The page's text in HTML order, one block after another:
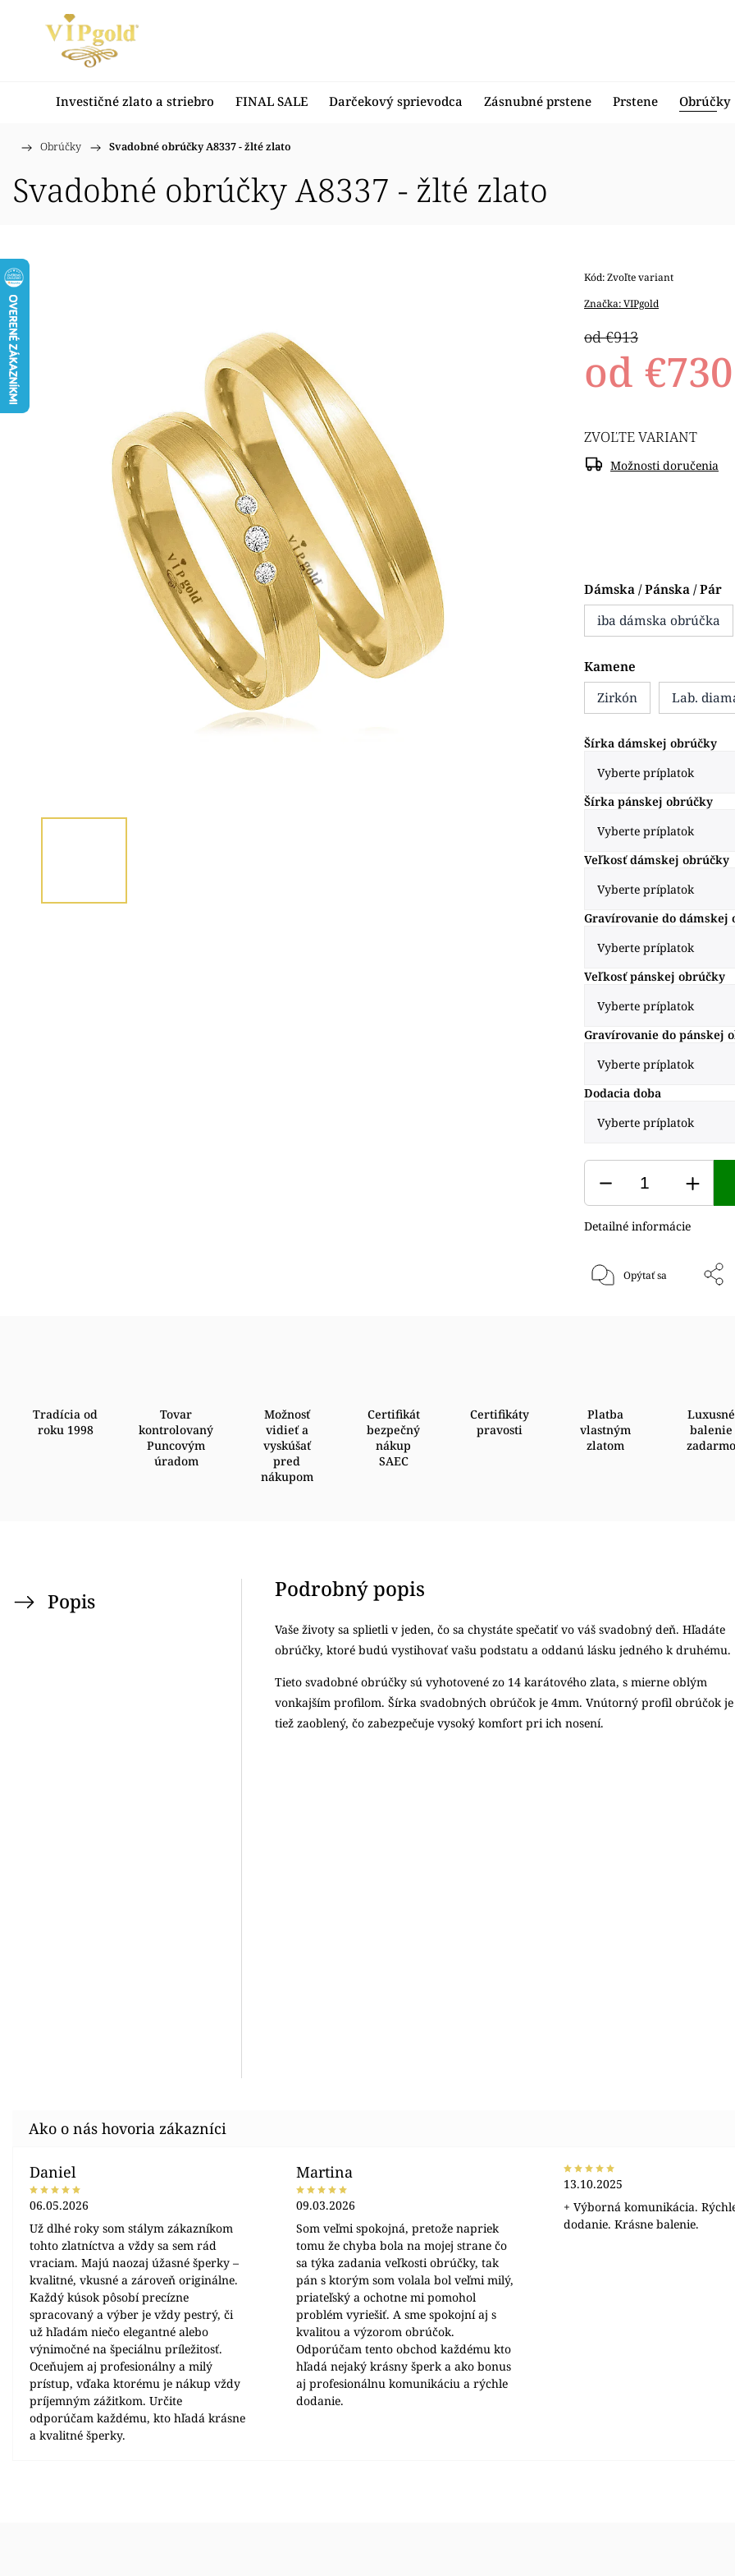
Investičné zlato a striebro FINAL SALE Darčekový sprievodca Zásnubné prstene Prstene Obrúčky
Domov
/ Obrúčky / Svadobné obrúčky A8337 - žlté zlato
Svadobné obrúčky A8337 - žlté zlato
Značka:VIPgold
od €913
od €730
Kód:Zvoľte variant
Dámska / Pánska / Pár
iba dámska obrúčka
Kamene
Zirkón
Lab.
Šírka dámskej obrúčky
Šírka pánskej obrúčky
Veľkosť dámskej obrúčky
Gravírovanie do dámskej
Veľkosť pánskej obrúčky
Gravírovanie do pánskej
Dodacia doba
ZVOĽTE VARIANT
Možnosti doručenia
Detailné informácie
Opýtať sa
Tradícia od
roku 1998
Tovar
kontrolovaný
Puncovým
úradom
Možnosť
vidieť a
vyskúšať
pred
nákupom
Certifikát
bezpečný
nákup
SAEC
Certifikáty
pravosti
Platba
vlastným
zlatom
Luxusné
balenie
zadarmo
Popis Podrobný popis
Vaše životy sa splietli v jeden, čo sa chystáte spečatiť vo váš svadobný deň. Hľadáte
obrúčky, ktoré budú vystihovať vašu podstatu a oddanú lásku jedného k druhému.
Tieto svadobné obrúčky sú vyhotovené zo 14 karátového zlata, s mierne oblým
vonkajším profilom. Šírka svadobných obrúčok je 4mm. Vnútorný profil obrúčok je
tiež zaoblený, čo zabezpečuje vysoký komfort pri ich nosení.
Daniel
06.05.2026
Už dlhé roky som stálym zákazníkom
tohto zlatníctva a vždy sa sem rád
vraciam. Majú naozaj úžasné šperky –
kvalitné, vkusné a zároveň originálne.
Každý kúsok pôsobí precízne
spracovaný a výber je vždy pestrý, či
už hľadám niečo elegantné alebo
výnimočné na špeciálnu príležitosť.
Oceňujem aj profesionálny a milý
prístup, vďaka ktorému je nákup vždy
príjemným zážitkom. Určite
odporúčam každému, kto hľadá krásne
a kvalitné šperky.
Martina
09.03.2026
Som veľmi spokojná, pretože napriek
tomu že chyba bola na mojej strane čo
sa týka zadania veľkosti obrúčky, tak
pán s ktorým som volala bol veľmi milý,
priateľský a ochotne mi pomohol
problém vyriešiť. A sme spokojní aj s
kvalitou a výzorom obrúčok.
Odporúčam tento obchod každému kto
hľadá nejaký krásny šperk a ako bonus
aj profesionálnu komunikáciu a rýchle
dodanie.
13.10.2025
+ Výborná komunikácia.
dodanie. Krásne balenie.